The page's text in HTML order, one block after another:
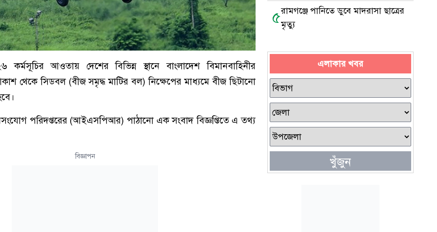
কর্মসূচির আওতায় দেশের বিভিন্ন স্থানে বাংলাদেশ বিমানবাহিনীর
থেকে সিডবল (বীজ সমৃদ্ধ মাটির বল) নিক্ষেপের মাধ্যমে বীজ ছিটানো
পরিদপ্তরের (আইএসপিআর) পাঠানো এক সংবাদ বিজ্ঞপ্তিতে এ তথ্য
বিজ্ঞাপন
৫রামগঞ্জে পানিতে ডুবে মাদরাসা ছাত্রের
মৃত্যু
এলাকার খবর
খুঁজুন